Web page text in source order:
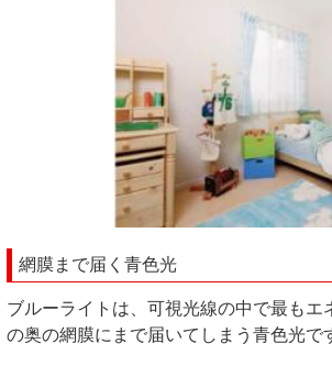
網膜まで届く青色光
ブルーライトは、可視光線の中で最もエ
の奥の網膜にまで届いてしまう青色光で